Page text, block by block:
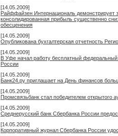
[14.05.2009]
Райффайзен Интернациональ демонстрирует
консолидированная прибыль существенно
обесценения
[14.05.2009]
Опубликована бухгалтерская отчетность
[14.05.2009]
В Уфе начал работу бесплатный
России
[14.05.2009]
Банк24.ру приглашает на День финансов
[14.05.2009]
Промсвязьбанк стал победителем открытого
[14.05.2009]
Среднерусский банк Сбербанка России
[14.05.2009]
Корпоративный журнал Сбербанка России